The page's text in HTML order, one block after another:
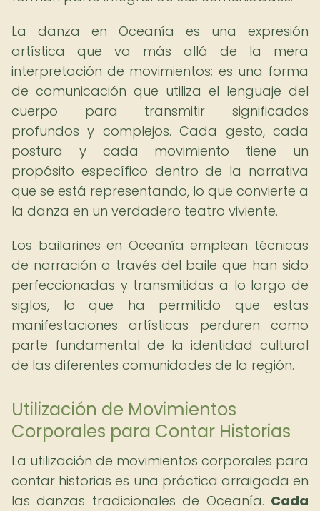
La danza en Oceanía es una expresión
artística que va más allá de la mera
interpretación de movimientos; es una forma
de comunicación que utiliza el lenguaje del
cuerpo para transmitir significados
profundos y complejos. Cada gesto, cada
postura y cada movimiento tiene un
propósito específico dentro de la narrativa
que se está representando, lo que convierte a
la danza en un verdadero teatro viviente.
Los bailarines en Oceanía emplean técnicas
de narración a través del baile que han sido
perfeccionadas y transmitidas a lo largo de
siglos, lo que ha permitido que estas
manifestaciones artísticas perduren como
parte fundamental de la identidad cultural
de las diferentes comunidades de la región.
Utilización de Movimientos
Corporales para Contar Historias
La utilización de movimientos corporales para
contar historias es una práctica arraigada en
las danzas tradicionales de Oceanía. Cada